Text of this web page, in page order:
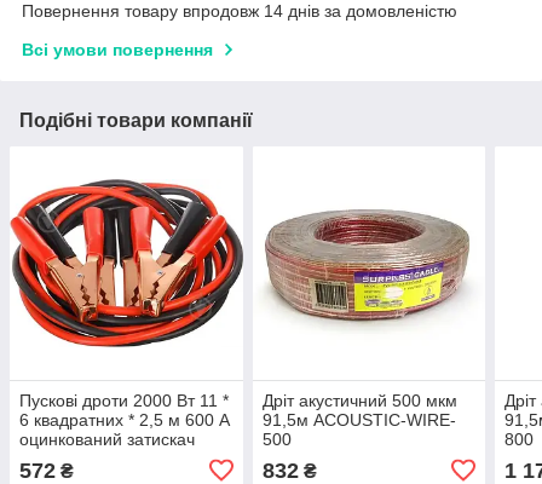
Повернення товару впродовж 14 днів за домовленістю
Всі умови повернення
Подібні товари компанії
Пускові дроти 2000 Вт 11 *
6 квадратних * 2,5 м 600 А
оцинкований затискач
572 ₴
Дріт акустичний 500 мкм
91,5м ACOUSTIC-WIRE-
500
832₴
800
1